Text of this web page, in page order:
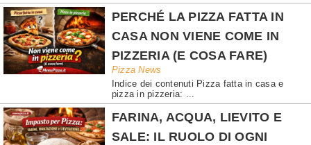
PERCHÉ LA PIZZA FATTA IN
CASA NON VIENE COME IN
PIZZERIA (E COSA FARE)
Pizza News
Indice dei contenuti Pizza fatta in casa e
pizza in pizzeria: ...
FARINA, ACQUA, LIEVITO E
SALE: IL RUOLO DI OGNI